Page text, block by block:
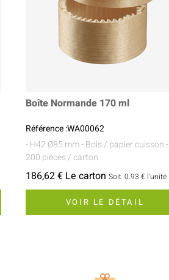
Boîte Normande 170 ml
Référence :WA00062
- H42 Ø85 mm- Bois / papier cuisson-
200 pièces / carton
186,62 € Le carton Soit 0.93 € l'unité
VOIR LE DÉTAIL